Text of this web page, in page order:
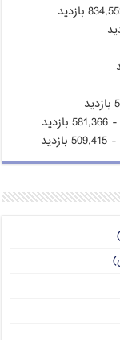
- 581,366 بازدید
- 509,415 بازدید